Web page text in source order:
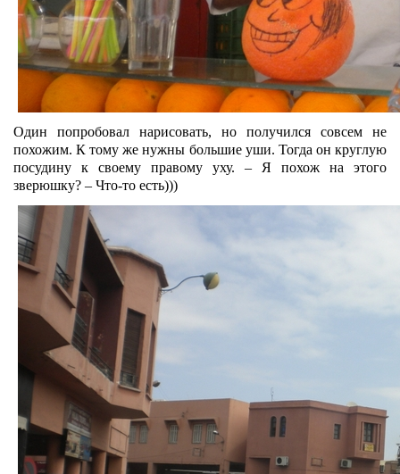
Один попробовал нарисовать, но получился совсем не
похожим. К тому же нужны большие уши. Тогда он круглую
посудину к своему правому уху. – Я похож на этого
зверюшку? – Что-то есть)))